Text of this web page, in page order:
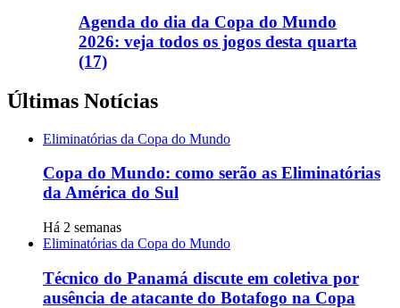
Agenda do dia da Copa do Mundo
2026: veja todos os jogos desta quarta
(17)
Últimas Notícias
Eliminatórias da Copa do Mundo
Copa do Mundo: como serão as Eliminatórias
da América do Sul
Há 2 semanas
Eliminatórias da Copa do Mundo
Técnico do Panamá discute em coletiva por
ausência de atacante do Botafogo na Copa